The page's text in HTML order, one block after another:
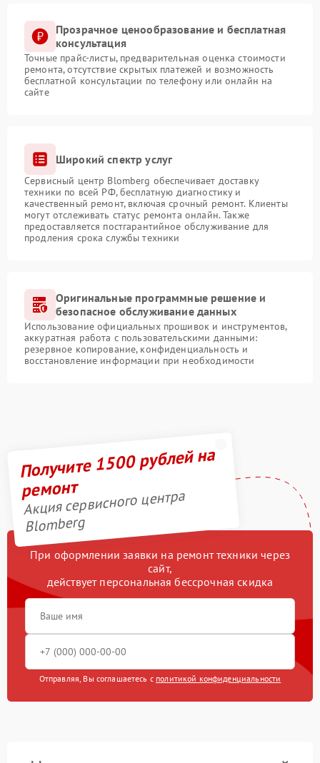
Прозрачное ценообразование и бесплатная
консультация
Точные прайс-листы, предварительная оценка стоимости
ремонта, отсутствие скрытых платежей и возможность
бесплатной консультации по телефону или онлайн на
сайте
Широкий спектр услуг
Сервисный центр Blomberg обеспечивает доставку
техники по всей РФ, бесплатную диагностику и
качественный ремонт, включая срочный ремонт. Клиенты
могут отслеживать статус ремонта онлайн. Также
предоставляется постгарантийное обслуживание для
продления срока службы техники
Оригинальные программные решение и
безопасное обслуживание данных
Использование официальных прошивок и инструментов,
аккуратная работа с пользовательскими данными:
резервное копирование, конфиденциальность и
восстановление информации при необходимости
Получите 1500 рублей на
ремонт
Акция сервисного центра
Blomberg
При оформлении заявки на ремонт техники через
сайт,
действует персональная бессрочная скидка
Отправляя, Вы соглашаетесь с политикой конфиденциальности